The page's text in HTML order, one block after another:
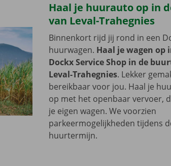
Haal je huurauto op in
van Leval-Trahegnies
Binnenkort rijd jij rond in een
huurwagen. Haal je wagen op
Dockx Service Shop in de
Leval-Trahegnies. Lekker
bereikbaar voor jou. Haal je
op met het openbaar vervoer,
je eigen wagen. We voorzien
parkeermogelijkheden tijdens
huurtermijn.